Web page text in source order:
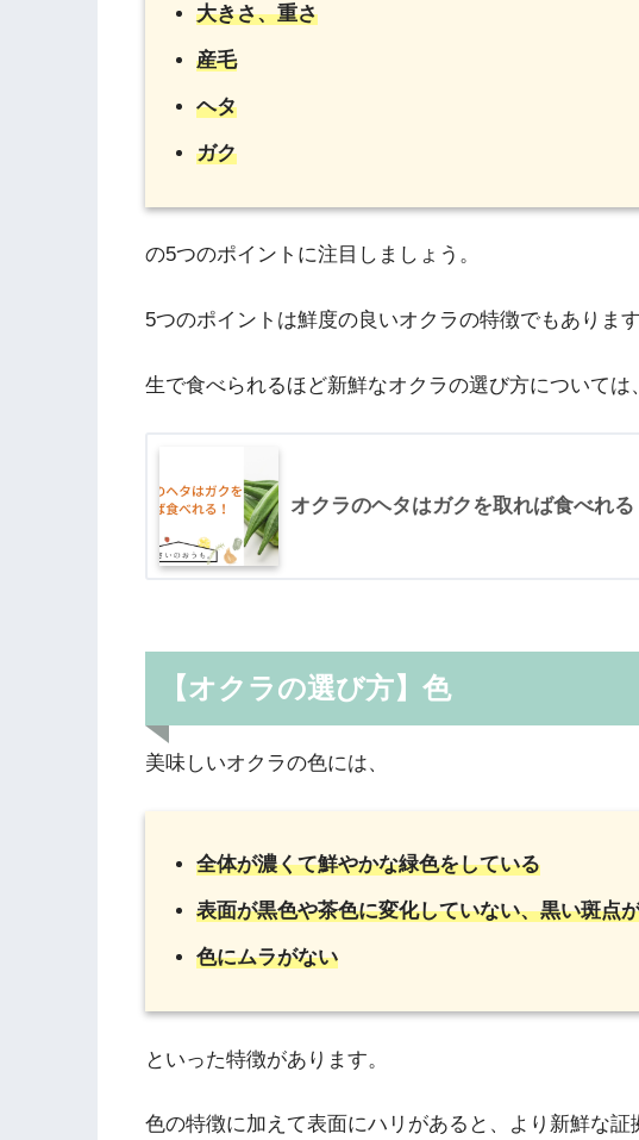
大きさ、重さ
産毛
ヘタ
ガク
の5つのポイントに注目しましょう。
5つのポイントは鮮度の良いオクラの特徴でもあります
生で食べられるほど新鮮なオクラの選び方については
オクラのヘタはガクを取れば食べれ
【オクラの選び方】色
美味しいオクラの色には、
全体が濃くて鮮やかな緑色をしている
表面が黒色や茶色に変化していない、黒い斑点
色にムラがない
といった特徴があります。
色の特徴に加えて表面にハリがあると、より新鮮な証